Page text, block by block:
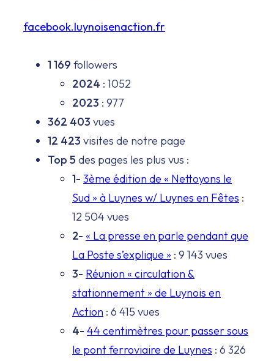
facebook.luynoisenaction.fr
1 169 followers
2024 : 1052
2023 : 977
362 403 vues
12 423 visites de notre page
Top 5 des pages les plus vus :
1- 3ème édition de « Nettoyons le
Sud » à Luynes w/ Luynes en Fêtes :
12 504 vues
2- « La presse en parle pendant que
La Poste s’explique » : 9 143 vues
3- Réunion « circulation &
stationnement » de Luynois en
Action : 6 415 vues
4- 44 centimètres pour passer sous
le pont ferroviaire de Luynes : 6 326